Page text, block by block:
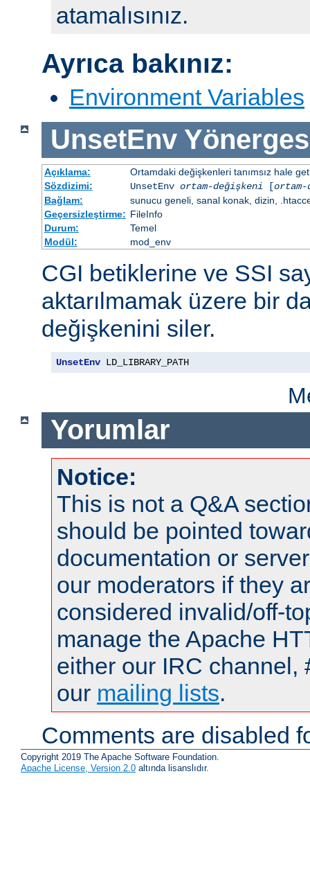
atamalısınız.
Ayrıca bakınız:
Environment Variables
UnsetEnv
Açıklama:
Ortamdaki değişkenleri tanımsız hale
Sözdizimi:
UnsetEnv ortam-değişkeni [
Bağlam:
sunucu geneli, sanal konak, dizin,
Geçersizleştirme: FileInfo
Durum:
Temel
Modül:
mod_env
CGI betiklerine ve SSI
aktarılmamak üzere bir
değişkenini siler.
UnsetEnv LD_LIBRARY_PATH
Yorumlar
Notice:
This is not a Q&A
should be pointed
documentation or
our moderators if they
considered invalid/off-
manage the Apache
either our IRC channel,
our mailing lists.
Comments are disabled
Copyright 2019 The Apache Software Foundation.
Apache License, Version 2.0 altında lisanslıdır.